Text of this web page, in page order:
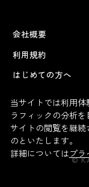
会社概要
利用規約
はじめての方へ
©
当サイトでは利用
ラフィックの分析
サイトの閲覧を継
のといたします。
詳細についてはプ